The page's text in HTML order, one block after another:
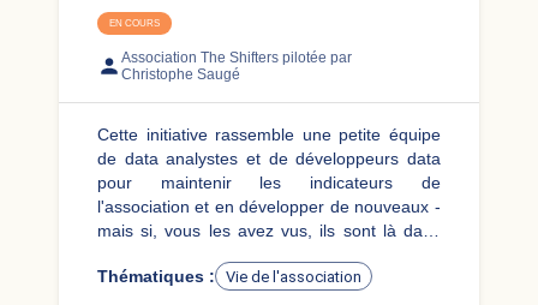
EN COURS
Association The Shifters pilotée par
Christophe Saugé
Cette initiative rassemble une petite équipe
de data analystes et de développeurs data
pour maintenir les indicateurs de
l'association et en développer de nouveaux -
mais si, vous les avez vus, ils sont là dans
https://moncompte.theshifters.org/indicateurs/shifters-
Thématiques : Vie de l'association